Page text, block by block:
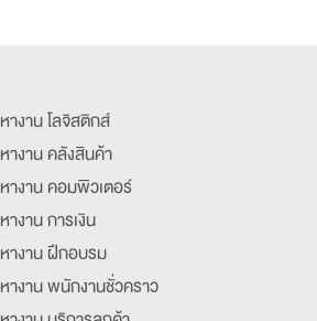
หางาน โลจิสติกส์
หางาน คลังสินค้า
หางาน คอมพิวเตอร์
หางาน การเงิน
หางาน ฝึกอบรม
หางาน พนักงานชั่วคราว